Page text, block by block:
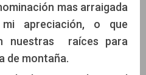
mas arraigada
apreciación, o que
nuestras raíces para
de montaña.